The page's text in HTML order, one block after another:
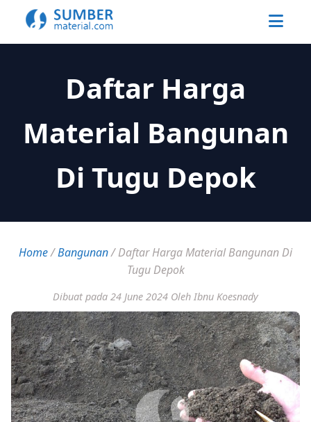
Daftar Harga
Material Bangunan
Di Tugu Depok
Home/Bangunan/Daftar Harga Material Bangunan Di
Tugu Depok
Dibuat pada 24 June 2024 Oleh Ibnu Koesnady